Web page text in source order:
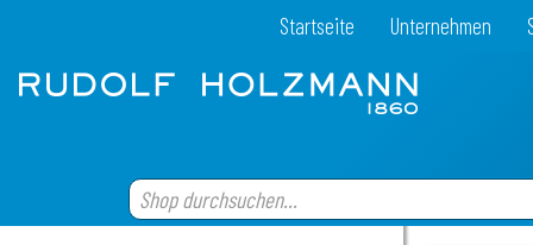
Startseite Unternehmen